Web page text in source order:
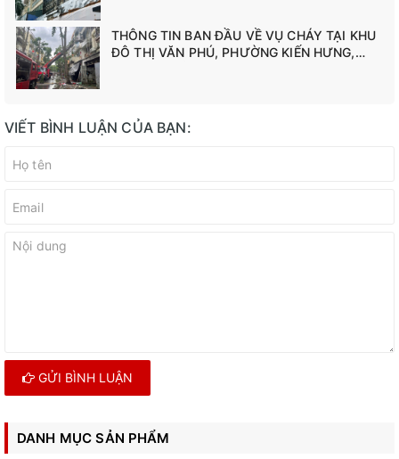
THÔNG TIN BAN ĐẦU VỀ VỤ CHÁY TẠI KHU
ĐÔ THỊ VĂN PHÚ, PHƯỜNG KIẾN HƯNG,
VIẾT BÌNH LUẬN CỦA BẠN:
GỬI BÌNH LUẬN
DANH MỤC SẢN PHẨM